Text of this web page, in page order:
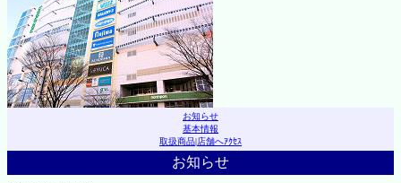
お知らせ
基本情報
取扱商品|店舗へｱｸｾｽ
お知らせ